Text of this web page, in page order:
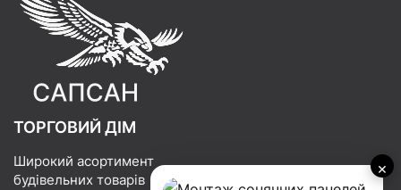
×
ТОРГОВИЙ ДІМ
Широкий асортимент
будівельних товарів